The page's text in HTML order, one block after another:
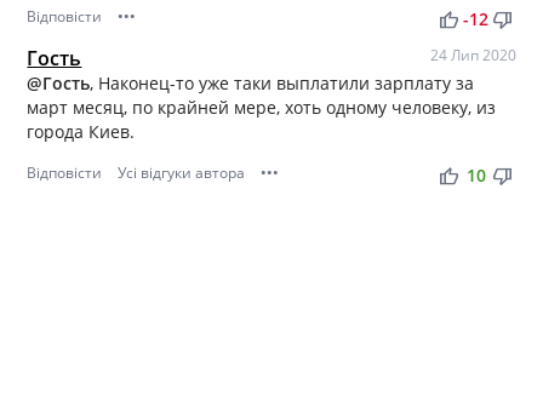
Відповісти ••• thumb_up thumb_down
-12
Гость 24 Лип 2020
@Гость, Наконец-то уже таки выплатили зарплату за
март месяц, по крайней мере, хоть одному человеку, из
города Киев.
Відповісти Усі відгуки автора ••• thumb_up thumb_down
10